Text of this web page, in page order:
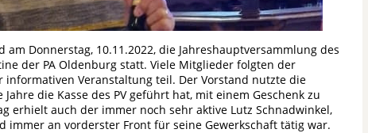
Donnerstag, 10.11.2022, die Jahreshauptversammlung des
der PA Oldenburg statt. Viele Mitglieder folgten der
Veranstaltung teil. Der Vorstand nutzte die
die Kasse des PV geführt hat, mit einem Geschenk zu
erhielt auch der immer noch sehr aktive Lutz Schnadwinkel,
immer an vorderster Front für seine Gewerkschaft tätig war.